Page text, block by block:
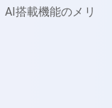
搭載機能のメリ